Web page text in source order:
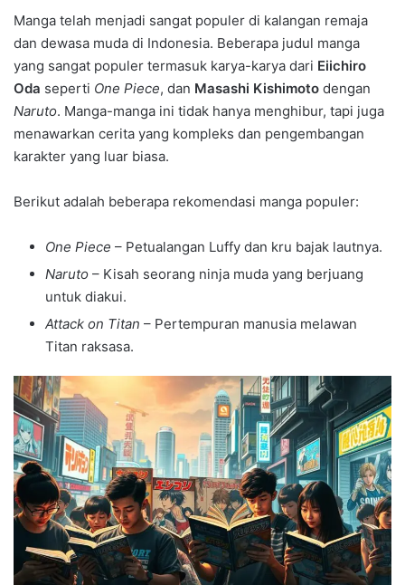
Manga telah menjadi sangat populer di kalangan remaja
dan dewasa muda di Indonesia. Beberapa judul manga
yang sangat populer termasuk karya-karya dari Eiichiro
Oda seperti One Piece, dan Masashi Kishimoto dengan
Naruto. Manga-manga ini tidak hanya menghibur, tapi juga
menawarkan cerita yang kompleks dan pengembangan
karakter yang luar biasa.
Berikut adalah beberapa rekomendasi manga populer:
One Piece – Petualangan Luffy dan kru bajak lautnya.
Naruto – Kisah seorang ninja muda yang berjuang
untuk diakui.
Attack on Titan – Pertempuran manusia melawan
Titan raksasa.